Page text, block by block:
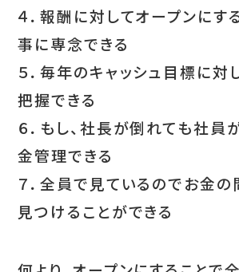
４．報酬に対してオープンにす
事に専念できる
５．毎年のキャッシュ目標に対
把握できる
６．もし、社長が倒れても社員
金管理できる
７．全員で見ているのでお金の
見つけることができる